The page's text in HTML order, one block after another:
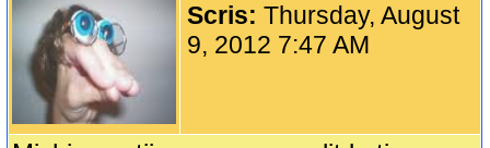
Scris:Thursday, August
9, 2012 7:47 AM